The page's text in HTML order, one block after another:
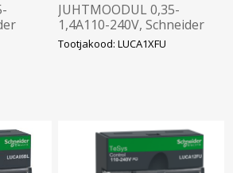
JUHTMOODUL 0,35-
1,4A110-240V, Schneider
Tootjakood: LUCA1XFU